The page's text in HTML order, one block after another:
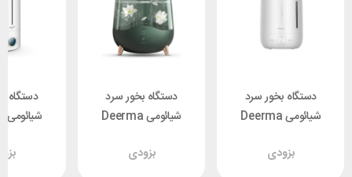
دستگاه بخور سرد
شیائومی Deerma
بزودی
دستگاه بخور سرد
شیائومی Deerma
بزودی
دستگاه